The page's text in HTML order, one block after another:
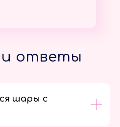
и ответы
шары с